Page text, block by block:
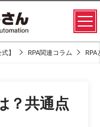
】 RPA関連コラム RPA
？共通点